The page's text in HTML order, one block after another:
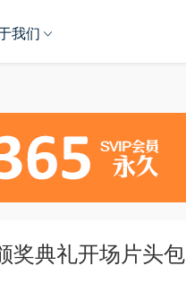
我们
奖典礼开场片头包